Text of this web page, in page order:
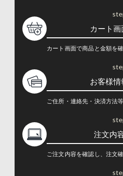
カート
カート画面で商品と金額を確
お客様情
ご住所・連絡先・決済方法
注文内
ご注文内容を確認し、注文確